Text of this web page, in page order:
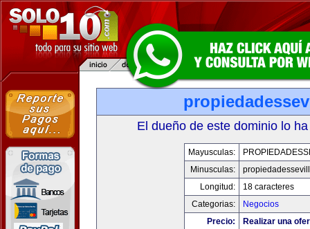
El dueño de este dominio lo
Mayusculas:
Minusculas:
Longitud:
18 caracteres
Categorias:
Negocios
Precio:
Realizar una